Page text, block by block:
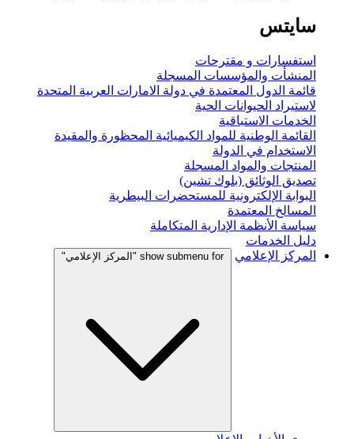
سايتس
استفسارات و مقترحات
المنشأت والمؤسسات المسجلة
قائمة الدول المعتمدة في دولة الامارات العربية المتحدة
لاستيراد الحيوانات الحية
الخدمات الاستباقية
القائمة الوطنية للمواد الكيميائية المحظورة والمقيدة
الاستخدام في الدولة
المنتجات والمواد المسجلة
تصديق الوثائق (بلوك تشين)
البوابة الإلكترونية للمستحضرات البيطرية
المسالخ المعتمدة
سياسة الأنظمة الإدارية المتكاملة
دليل الخدمات
المركز الإعلامي
show submenu for "المركز الإعلامي"